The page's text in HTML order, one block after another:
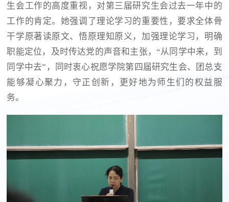
生会工作的高度重视，对第三届研究生会过去一年中的
工作的肯定。她强调了理论学习的重要性，要求全体骨
干学原著读原文、悟原理知原义，加强理论学习，明确
职能定位，及时传达党的声音和主张，“从同学中来，到
同学中去”，同时衷心祝愿学院第四届研究生会、团总支
能够凝心聚力，守正创新，更好地为师生们的权益服
务。